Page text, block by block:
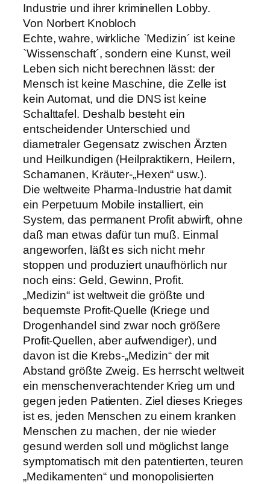
Industrie und ihrer kriminellen Lobby.
Von Norbert Knobloch
Echte, wahre, wirkliche `Medizin´ ist keine
`Wissenschaft´, sondern eine Kunst, weil
Leben sich nicht berechnen lässt: der
Mensch ist keine Maschine, die Zelle ist
kein Automat, und die DNS ist keine
Schalttafel. Deshalb besteht ein
entscheidender Unterschied und
diametraler Gegensatz zwischen Ärzten
und Heilkundigen (Heilpraktikern, Heilern,
Schamanen, Kräuter-„Hexen“ usw.).
Die weltweite Pharma-Industrie hat damit
ein Perpetuum Mobile installiert, ein
System, das permanent Profit abwirft, ohne
daß man etwas dafür tun muß. Einmal
angeworfen, läßt es sich nicht mehr
stoppen und produziert unaufhörlich nur
noch eins: Geld, Gewinn, Profit.
„Medizin“ ist weltweit die größte und
bequemste Profit-Quelle (Kriege und
Drogenhandel sind zwar noch größere
Profit-Quellen, aber aufwendiger), und
davon ist die Krebs-„Medizin“ der mit
Abstand größte Zweig. Es herrscht weltweit
ein menschenverachtender Krieg um und
gegen jeden Patienten. Ziel dieses Krieges
ist es, jeden Menschen zu einem kranken
Menschen zu machen, der nie wieder
gesund werden soll und möglichst lange
symptomatisch mit den patentierten, teuren
„Medikamenten“ und monopolisierten